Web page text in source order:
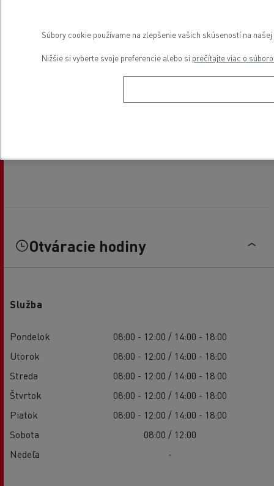
Otváracie hodiny
Služba
Pondelok
08:00 - 12:00 / 14:00 - 18:00
Utorok
08:00 - 12:00 / 14:00 - 18:00
Streda
08:00 - 12:00 / 14:00 - 18:00
Štvrtok
08:00 - 12:00 / 14:00 - 18:00
Piatok
08:00 - 12:00 / 14:00 - 18:00
Sobota
08:00 / 12:00
Nedeľa
-
Súbory cookie používame na zlepšenie vašich skúseností na
Nižšie si vyberte svoje preferencie alebo si prečítajte viac o